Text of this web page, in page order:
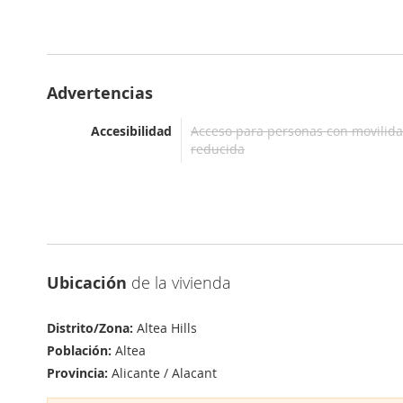
Advertencias
Accesibilidad
Acceso para personas con
reducida
Ubicación de la vivienda
Distrito/Zona: Altea Hills
Población: Altea
Provincia: Alicante / Alacant